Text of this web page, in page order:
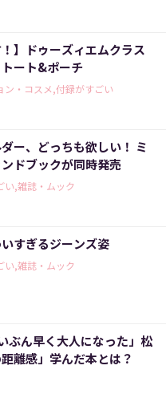
！】ドゥーズィエムクラス
ート&ポーチ
ン・コスメ,付録がすごい
ー、どっちも欲しい！ ミ
ドブックが同時発売
い,雑誌・ムック
すぎるジーンズ姿
い,雑誌・ムック
ぶん早く大人になった」松
離感」学んだ本とは？